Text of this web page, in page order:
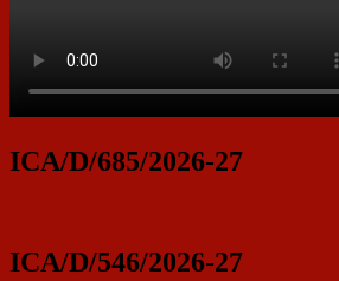
ICA/D/685/2026-27
ICA/D/546/2026-27